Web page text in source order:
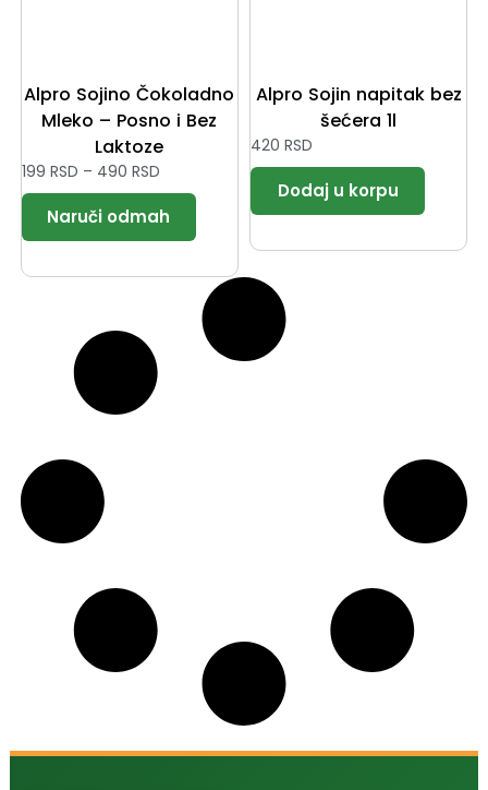
Alpro Sojino Čokoladno
Mleko – Posno i Bez
Laktoze
199 RSD – 490 RSD
Alpro Sojin napitak bez
šećera 1l
420 RSD